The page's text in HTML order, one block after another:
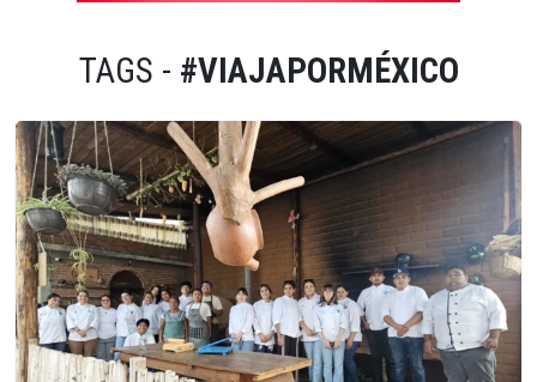
TAGS - #VIAJAPORMÉXICO